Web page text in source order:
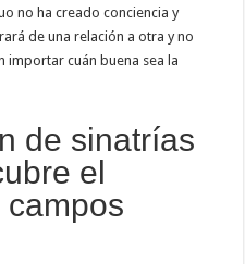
no ha creado conciencia y
de una relación a otra y no
importar cuán buena sea la
de sinatrías
el